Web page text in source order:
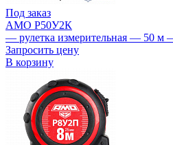
Под заказ
AMO Р50У2К
— рулетка измерительная — 50 м
Запросить цену
В корзину